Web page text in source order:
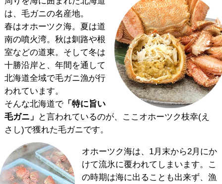
は、毛ガニの名産地。
春はオホーツク海。夏は道
南の噴火湾。秋は釧路や根
室などの道東。そして冬は
十勝沿岸と、年間を通して
北海道全域で毛ガニ漁が行
われています。
そんな北海道で「特に旨い
毛ガニ」
と言われているのが、ここオホーツク枝幸(え
さし)で獲れた毛ガニです。
オホーツク海は、1月末から2月にか
けて流氷に覆われてしまいます。こ
の時期は海に出ることも出来ず、漁